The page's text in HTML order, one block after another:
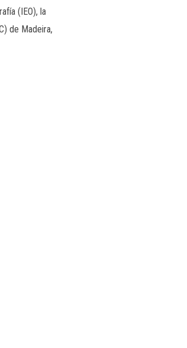
(IEO), la
de Madeira,